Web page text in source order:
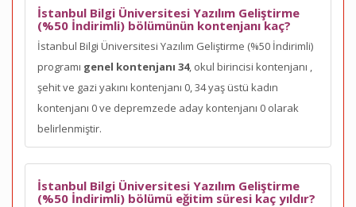
İstanbul Bilgi Üniversitesi Yazılım Geliştirme
(%50 İndirimli) bölümünün kontenjanı kaç?
İstanbul Bilgi Üniversitesi Yazılım Geliştirme (%50 İndirimli)
programı genel kontenjanı 34, okul birincisi kontenjanı ,
şehit ve gazi yakını kontenjanı 0, 34 yaş üstü kadın
kontenjanı 0 ve depremzede aday kontenjanı 0 olarak
belirlenmiştir.
İstanbul Bilgi Üniversitesi Yazılım Geliştirme
(%50 İndirimli) bölümü eğitim süresi kaç yıldır?